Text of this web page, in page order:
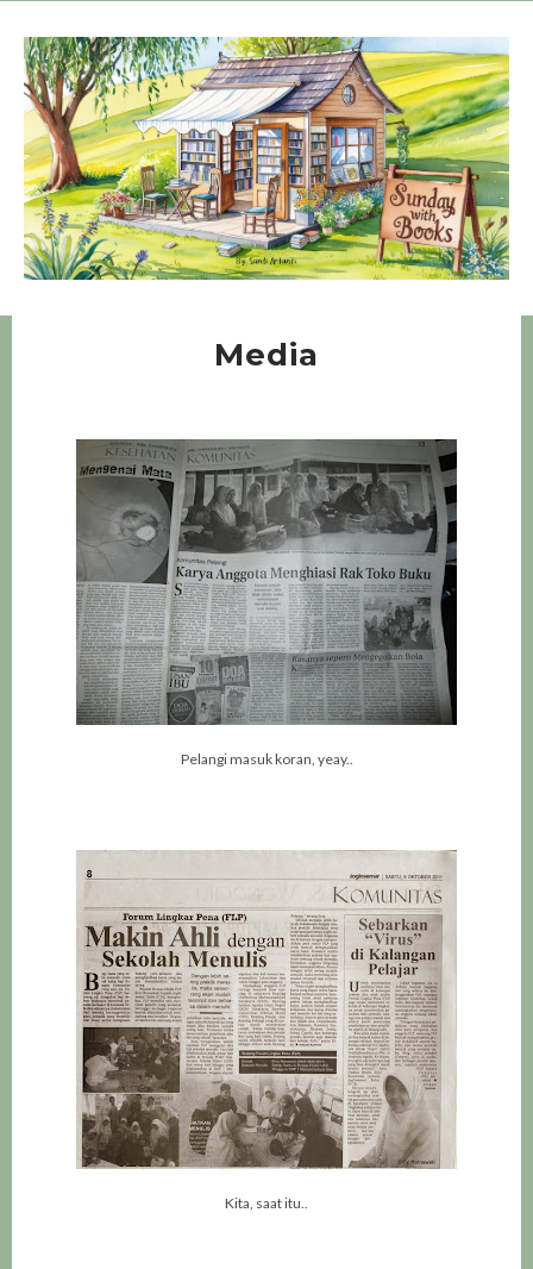
Media
Pelangi masuk koran, yeay..
Kita, saat itu..